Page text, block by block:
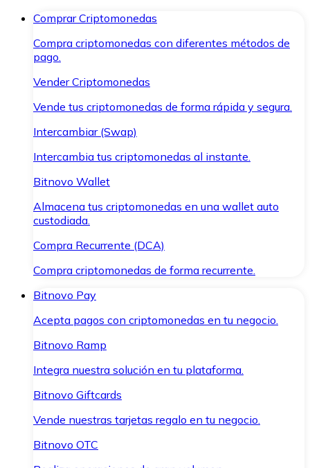
Comprar Criptomonedas
Compra criptomonedas con diferentes métodos de
pago.
Vender Criptomonedas
Vende tus criptomonedas de forma rápida y segura.
Intercambiar (Swap)
Intercambia tus criptomonedas al instante.
Bitnovo Wallet
Almacena tus criptomonedas en una wallet auto
custodiada.
Compra Recurrente (DCA)
Compra criptomonedas de forma recurrente.
Bitnovo Pay
Acepta pagos con criptomonedas en tu negocio.
Bitnovo Ramp
Integra nuestra solución en tu plataforma.
Bitnovo Giftcards
Vende nuestras tarjetas regalo en tu negocio.
Bitnovo OTC